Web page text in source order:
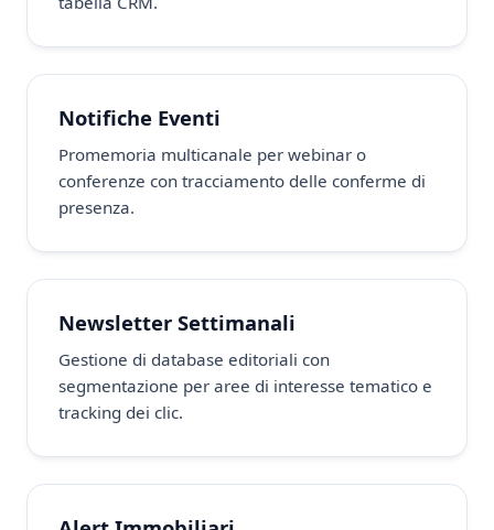
Notifiche Eventi
Promemoria multicanale per webinar o
conferenze con tracciamento delle conferme di
presenza.
Newsletter Settimanali
Gestione di database editoriali con
segmentazione per aree di interesse tematico e
tracking dei clic.